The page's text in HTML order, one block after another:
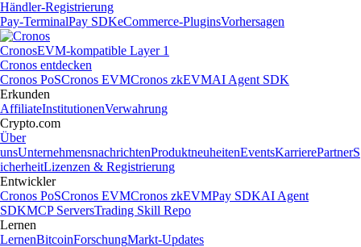
Händler-Registrierung
Pay-TerminalPay SDKeCommerce-PluginsVorhersagen
CronosEVM-kompatible Layer 1
Cronos entdecken
Cronos PoSCronos EVMCronos zkEVMAI Agent SDK
Erkunden
AffiliateInstitutionenVerwahrung
Crypto.com
Über
unsUnternehmensnachrichtenProduktneuheitenEventsKarrierePartnerS
icherheitLizenzen & Registrierung
Entwickler
Cronos PoSCronos EVMCronos zkEVMPay SDKAI Agent
SDKMCP ServersTrading Skill Repo
Lernen
LernenBitcoinForschungMarkt-Updates